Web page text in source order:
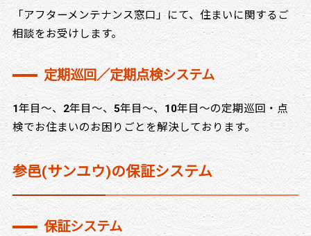
「アフターメンテナンス窓口」にて、住まいに関するご
相談をお受けします。
定期巡回／定期点検システム
1年目〜、2年目〜、5年目〜、10年目〜の定期巡回・点
検でお住まいのお困りごとを解決しております。
参邑(サンユウ)の保証システム
保証システム